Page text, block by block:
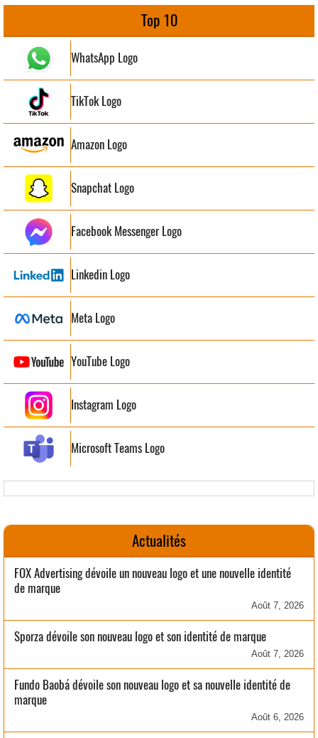
Top 10
WhatsApp Logo
TikTok Logo
Amazon Logo
Snapchat Logo
Facebook Messenger Logo
Linkedin Logo
Meta Logo
YouTube Logo
Instagram Logo
Microsoft Teams Logo
Actualités
FOX Advertising dévoile un nouveau logo et une nouvelle identité
de marque
Août 7, 2026
Sporza dévoile son nouveau logo et son identité de marque
Août 7, 2026
Fundo Baobá dévoile son nouveau logo et sa nouvelle identité de
marque
Août 6, 2026